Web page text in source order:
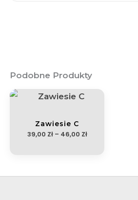
Podobne Produkty
Zawiesie C
39,00 Zł – 46,00 Zł
Zakres